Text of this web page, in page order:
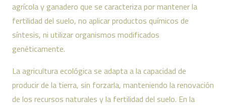
agrícola y ganadero que se caracteriza por mantener la
fertilidad del suelo, no aplicar productos químicos de
síntesis, ni utilizar organismos modificados
genéticamente.
La agricultura ecológica se adapta a la capacidad de
producir de la tierra, sin forzarla, manteniendo la renovación
de los recursos naturales y la fertilidad del suelo. En la